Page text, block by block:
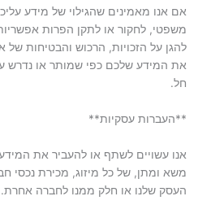
אם אנו מאמינים שהגילוי של מידע
משפטי, לחקור או לתקן הפרות
להגן על הזכויות, הרכוש והבטיחות של
את המידע שלכם כפי שמותר או נדרש
חל.
**העברות עסקיות**
אנו עשויים לשתף או להעביר את
משא ומתן, של כל מיזוג, מכירת נכסי
העסק שלנו או חלק ממנו לחברה אחרת.